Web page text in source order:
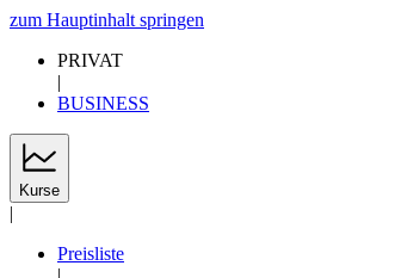
zum Hauptinhalt springen
PRIVAT
|
BUSINESS
Kurse
|
Preisliste